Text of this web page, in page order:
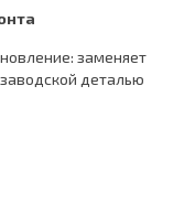
заменяет
деталью